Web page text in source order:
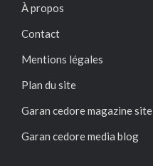
À propos
Contact
Mentions légales
Plan du site
Garan cedore magazine site
Garan cedore media blog